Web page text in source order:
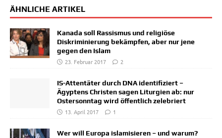
ÄHNLICHE ARTIKEL
Kanada soll Rassismus und religiöse
Diskriminierung bekämpfen, aber nur jene
gegen den Islam
23. Februar 2017
2
IS-Attentäter durch DNA identifiziert –
Ägyptens Christen sagen Liturgien ab: nur
Ostersonntag wird öffentlich zelebriert
13. April 2017
1
Wer will Europa islamisieren – und warum?